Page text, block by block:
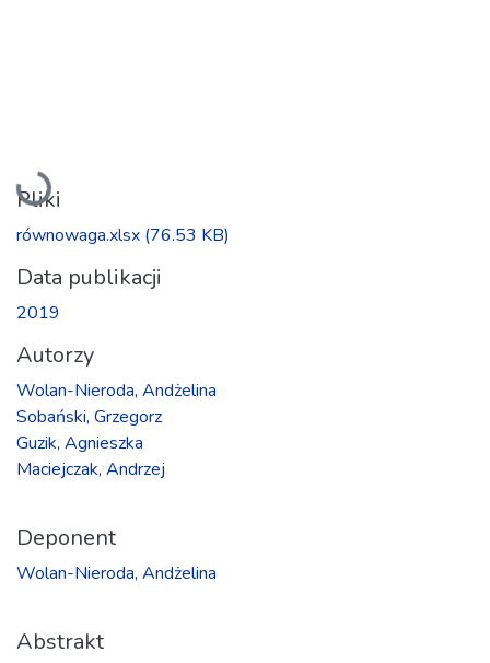
Ładowanie...
Pliki
równowaga.xlsx (76.53 KB)
Data publikacji
2019
Autorzy
Wolan-Nieroda, Andżelina
Sobański, Grzegorz
Guzik, Agnieszka
Maciejczak, Andrzej
Deponent
Wolan-Nieroda, Andżelina
Abstrakt